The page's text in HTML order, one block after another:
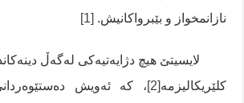
نازانمخواز و بێبرواکانیش. [1]
لایسیتێ هیچ دژایەتیەکی لەگەڵ
کلێریکالیزمە[2]
، کە ئەویش